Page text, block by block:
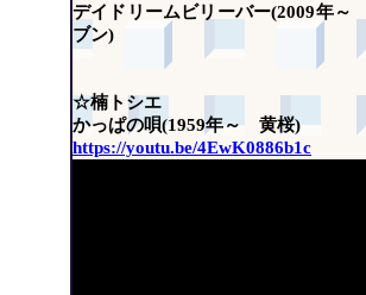
デイドリームビリーバー(2009年～
ブン)
☆楠トシエ
かっぱの唄(1959年～ 黄桜)
https://youtu.be/4EwK0886b1c